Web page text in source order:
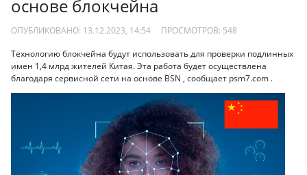
основе блокчейна
ОПУБЛИКОВАНО: 13.12.2023, 14:54 ПРОСМОТРОВ: 548
Технологию блокчейна будут использовать для проверки подлинных
имен 1,4 млрд жителей Китая. Эта работа будет осуществлена ​​
благодаря сервисной сети на основе BSN , сообщает psm7.com .